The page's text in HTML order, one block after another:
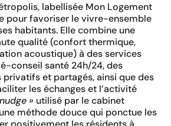
labellisée Mon Logement
pour favoriser le vivre-ensemble
habitants. Elle combine une
qualité (confort thermique,
acoustique) à des services
conseil santé 24h/24, des
privatifs et partagés, ainsi que des
les échanges et l’activité
nudge » utilisé par le cabinet
méthode douce qui ponctue les